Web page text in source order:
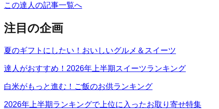
この達人の記事一覧へ
注目の企画
夏のギフトにしたい！おいしいグルメ＆スイーツ
達人がおすすめ！2026年上半期スイーツランキング
白米がもっと進む！ご飯のお供ランキング
2026年上半期ランキングで上位に入ったお取り寄せ特集